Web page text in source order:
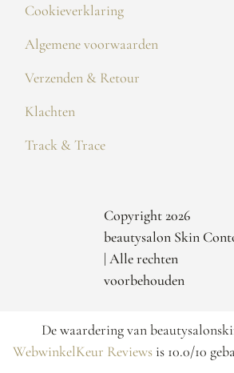
Cookieverklaring
Algemene voorwaarden
Verzenden & Retour
Klachten
Track & Trace
Copyright 2026
beautysalon Skin
| Alle rechten
voorbehouden
De waardering van
WebwinkelKeur Reviews is 10.0/10